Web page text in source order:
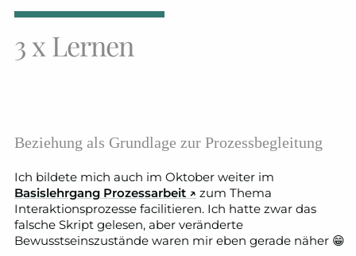
3 x Lernen
Beziehung als Grundlage zur Prozessbegleitung
Ich bildete mich auch im Oktober weiter im
Basislehrgang Prozessarbeit ↗ zum Thema
Interaktionsprozesse facilitieren. Ich hatte zwar das
falsche Skript gelesen, aber veränderte
Bewusstseinszustände waren mir eben gerade näher 😁